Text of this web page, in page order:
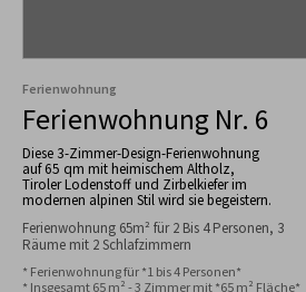
Ferienwohnung
Ferienwohnung Nr. 6
Diese 3-Zimmer-Design-Ferienwohnung
auf 65 qm mit heimischem Altholz,
Tiroler Lodenstoff und Zirbelkiefer im
modernen alpinen Stil wird sie begeistern.
Ferienwohnung 65m² für 2 Bis 4 Personen, 3
Räume mit 2 Schlafzimmern
* Ferienwohnung für *1 bis 4 Personen*
* Insgesamt 65 m² - 3 Zimmer mit *65 m² Fläche*